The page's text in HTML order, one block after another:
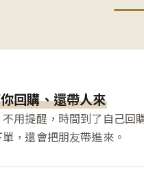
回購、還帶人來
用提醒，時間到了自己回
，還會把朋友帶進來。